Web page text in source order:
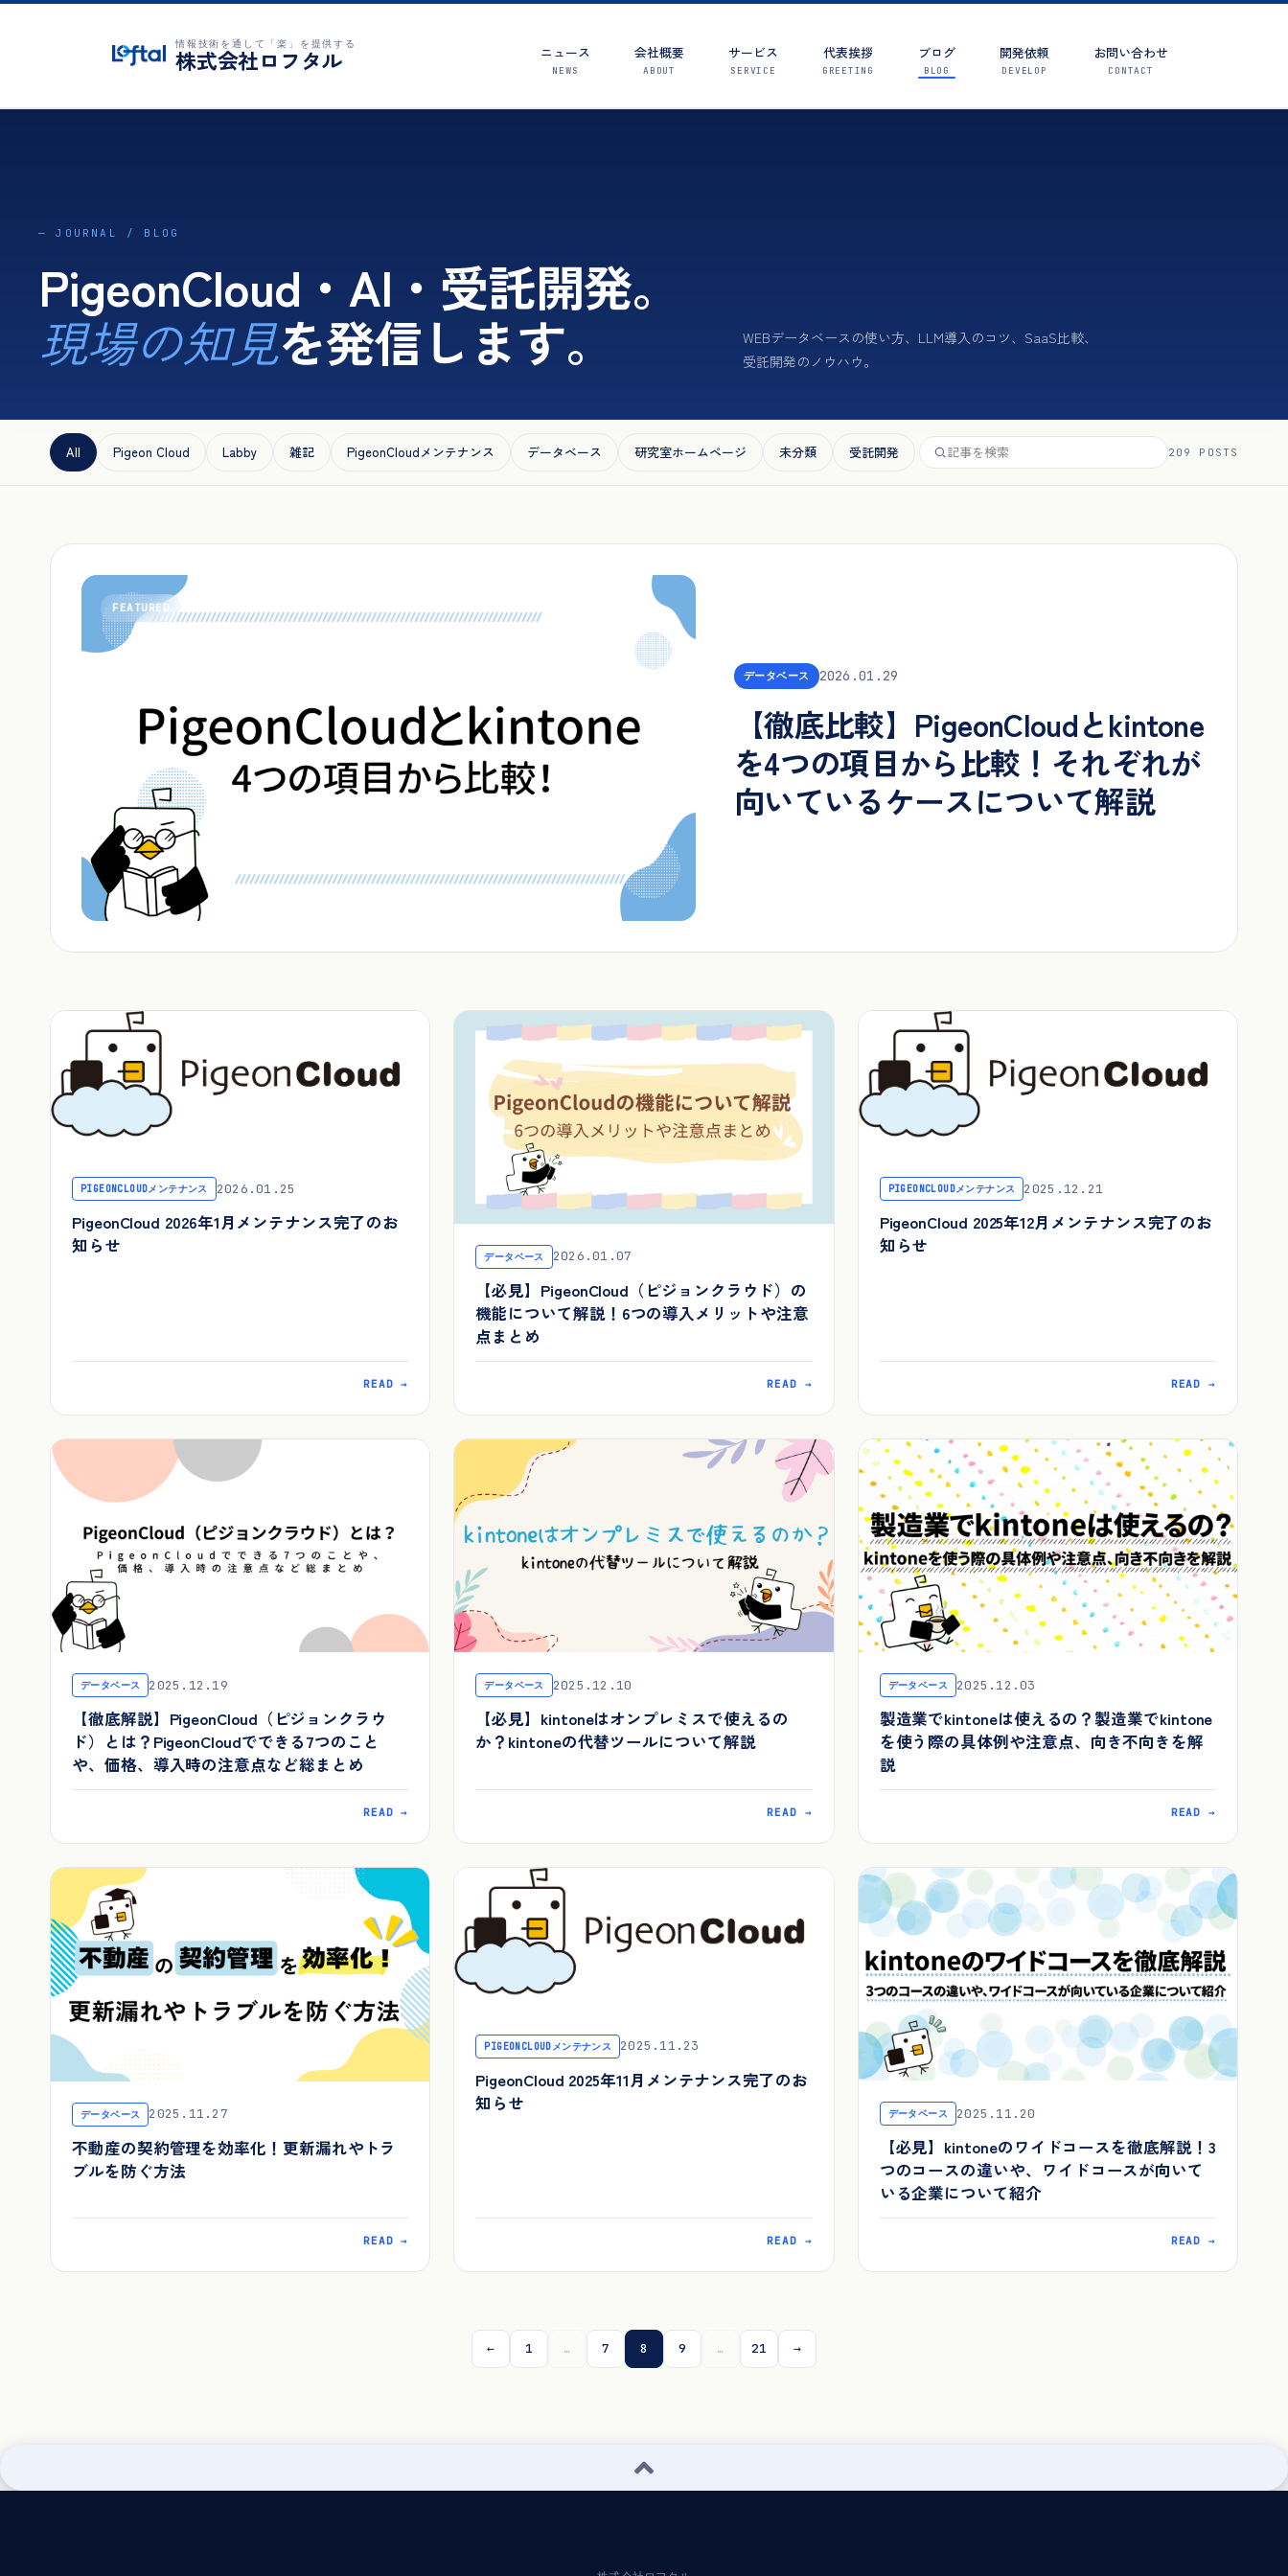
情報技術を通して「楽」を提供する
株式会社ロフタル ニュース
NEWS
会社概要
ABOUT
サービス
SERVICE
代表挨拶
GREETING
ブログ
BLOG
開発依頼
DEVELOP
お問い合わせ
CONTACT
— JOURNAL / BLOG
PigeonCloud・AI・受託開発。
現場の知見を発信します。
WEBデータベースの使い方、LLM導入のコツ、SaaS比較、
受託開発のノウハウ。
All Pigeon Cloud Labby 雑記 PigeonCloudメンテナンス データベース 研究室ホームページ 未分類 受託開発 209 POSTS
FEATURED
データベース 2026.01.29
【徹底比較】PigeonCloudとkintone
を4つの項目から比較！それぞれが
向いているケースについて解説
PIGEONCLOUDメンテナンス 2026.01.25
PigeonCloud 2026年1月メンテナンス完了のお
知らせ
READ →
データベース 2026.01.07
【必見】PigeonCloud（ピジョンクラウド）の
機能について解説！6つの導入メリットや注意
点まとめ
READ →
PIGEONCLOUDメンテナンス 2025.12.21
PigeonCloud 2025年12月メンテナンス完了のお
知らせ
READ →
データベース 2025.12.19
【徹底解説】PigeonCloud（ピジョンクラウ
ド）とは？PigeonCloudでできる7つのこと
や、価格、導入時の注意点など総まとめ
READ →
データベース 2025.12.10
【必見】kintoneはオンプレミスで使えるの
か？kintoneの代替ツールについて解説
READ →
データベース 2025.12.03
製造業でkintoneは使えるの？製造業でkintone
を使う際の具体例や注意点、向き不向きを解
説
READ →
データベース 2025.11.27
不動産の契約管理を効率化！更新漏れやトラ
ブルを防ぐ方法
READ →
PIGEONCLOUDメンテナンス 2025.11.23
PigeonCloud 2025年11月メンテナンス完了のお
知らせ
READ →
データベース 2025.11.20
【必見】kintoneのワイドコースを徹底解説！3
つのコースの違いや、ワイドコースが向いて
いる企業について紹介
READ →
← 1 … 7 8 9 … 21 →